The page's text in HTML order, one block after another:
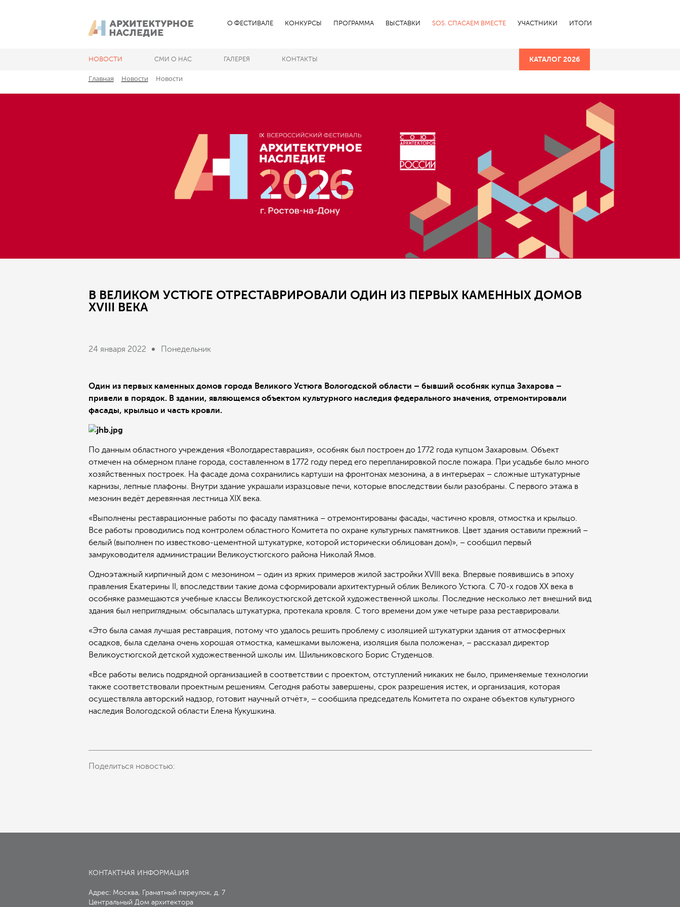
О ФЕСТИВАЛЕ КОНКУРСЫ ПРОГРАММА ВЫСТАВКИ SOS. СПАСАЕМ ВМЕСТЕ УЧАСТНИКИ ИТОГИ
НОВОСТИ СМИ О НАС ГАЛЕРЕЯ КОНТАКТЫ КАТАЛОГ 2026
Главная Новости Новости
В ВЕЛИКОМ УСТЮГЕ ОТРЕСТАВРИРОВАЛИ ОДИН ИЗ ПЕРВЫХ КАМЕННЫХ ДОМОВ
XVIII ВЕКА
24 января 2022 Понедельник
Один из первых каменных домов города Великого Устюга Вологодской области – бывший особняк купца Захарова –
привели в порядок. В здании, являющемся объектом культурного наследия федерального значения, отремонтировали
фасады, крыльцо и часть кровли.
По данным областного учреждения «Вологдареставрация», особняк был построен до 1772 года купцом Захаровым. Объект
отмечен на обмерном плане города, составленном в 1772 году перед его перепланировкой после пожара. При усадьбе было много
хозяйственных построек. На фасаде дома сохранились картуши на фронтонах мезонина, а в интерьерах – сложные штукатурные
карнизы, лепные плафоны. Внутри здание украшали изразцовые печи, которые впоследствии были разобраны. С первого этажа в
мезонин ведёт деревянная лестница XIX века.
«Выполнены реставрационные работы по фасаду памятника – отремонтированы фасады, частично кровля, отмостка и крыльцо.
Все работы проводились под контролем областного Комитета по охране культурных памятников. Цвет здания оставили прежний –
белый (выполнен по известково-цементной штукатурке, которой исторически облицован дом)», – сообщил первый
замруководителя администрации Великоустюгского района Николай Ямов.
Одноэтажный кирпичный дом с мезонином – один из ярких примеров жилой застройки XVIII века. Впервые появившись в эпоху
правления Екатерины II, впоследствии такие дома сформировали архитектурный облик Великого Устюга. С 70-х годов ХХ века в
особняке размещаются учебные классы Великоустюгской детской художественной школы. Последние несколько лет внешний вид
здания был неприглядным: обсыпалась штукатурка, протекала кровля. С того времени дом уже четыре раза реставрировали.
«Это была самая лучшая реставрация, потому что удалось решить проблему с изоляцией штукатурки здания от атмосферных
осадков, была сделана очень хорошая отмостка, камешками выложена, изоляция была положена», – рассказал директор
Великоустюгской детской художественной школы им. Шильниковского Борис Студенцов.
«Все работы велись подрядной организацией в соответствии с проектом, отступлений никаких не было, применяемые технологии
также соответствовали проектным решениям. Сегодня работы завершены, срок разрешения истек, и организация, которая
осуществляла авторский надзор, готовит научный отчёт», – сообщила председатель Комитета по охране объектов культурного
наследия Вологодской области Елена Кукушкина.
Поделиться новостью:
КОНТАКТНАЯ ИНФОРМАЦИЯ
Адрес: Москва, Гранатный переулок, д. 7
Центральный Дом архитектора